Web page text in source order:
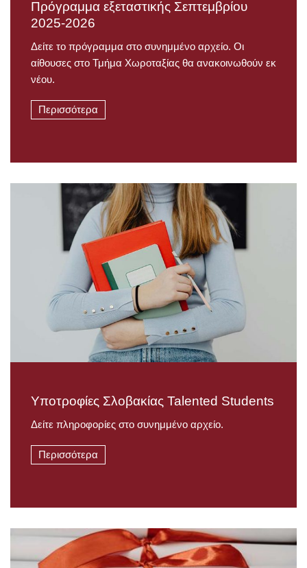
Πρόγραμμα εξεταστικής Σεπτεμβρίου
2025-2026
Δείτε το πρόγραμμα στο συνημμένο αρχείο. Οι
αίθουσες στο Τμήμα Χωροταξίας θα ανακοινωθούν εκ
νέου.
Περισσότερα
Υποτροφίες Σλοβακίας Talented Students
Δείτε πληροφορίες στο συνημμένο αρχείο.
Περισσότερα